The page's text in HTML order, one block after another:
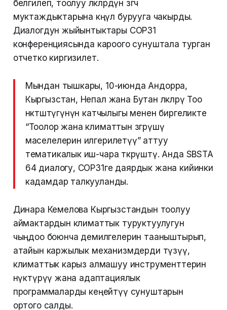
белгилеп, тоолуу өлкөлөрдүн өзгөчө
муктаждыктарына көңүл бурууга чакырды.
Диалогдун жыйынтыктары COP31
конференциясында кароого сунуштала турган
отчетко киргизилет.
Мындан тышкары, 10-июнда Андорра,
Кыргызстан, Непал жана Бутан өлкөлөрү Тоо
өнөктөштүгүнүн катчылыгы менен биргеликте
“Тоолор жана климаттын өзгөрүшү
маселелерин илгерилетүү” аттуу
тематикалык иш-чара өткөрүштү. Анда SBSTA
64 диалогу, COP31ге даярдык жана кийинки
кадамдар талкууланды.
Динара Кемелова Кыргызстандын тоолуу
аймактардын климаттык туруктуулугун
чыңдоо боюнча демилгелерин тааныштырып,
атайын каржылык механизмдерди түзүү,
климаттык карыз алмашуу инструменттерин
өнүктүрүү жана адаптациялык
программаларды кеңейтүү сунуштарын
ортого салды.